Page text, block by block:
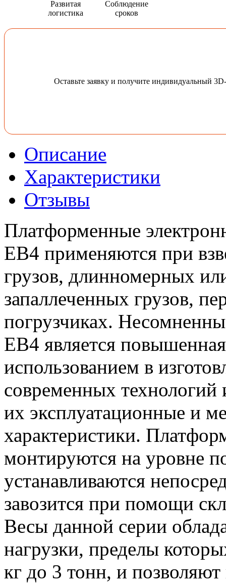
Развитая
логистика
Соблюдение
сроков
Оставьте заявку и получите индивидуальный
Описание
Характеристики
Отзывы
Платформенные
ЕВ4 применяются при
грузов, длинномерных
запаллеченных грузов,
погрузчиках.
ЕВ4 является
использованием в
современных технологий
их эксплуатационные и
характеристики.
монтируются на уровне
устанавливаются
завозится при помощи
Весы данной серии
нагрузки, пределы
кг до 3 тонн, и позволяют